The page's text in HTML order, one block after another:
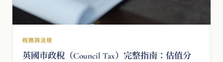
稅務與法規
英國市政稅（Council Tax）完整指南：估值分